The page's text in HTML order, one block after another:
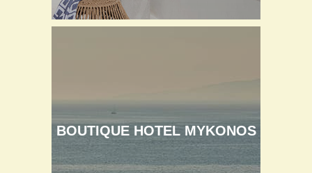
BOUTIQUE HOTEL MYKONOS